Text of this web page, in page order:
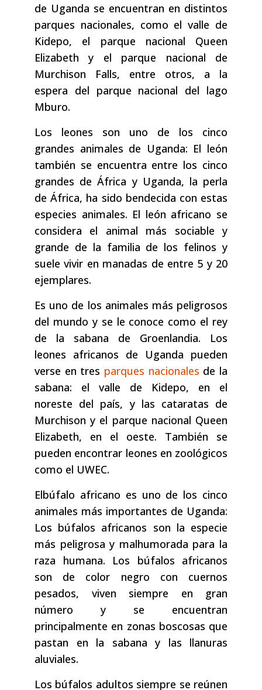
de Uganda se encuentran en distintos
parques nacionales, como el valle de
Kidepo, el parque nacional Queen
Elizabeth y el parque nacional de
Murchison Falls, entre otros, a la
espera del parque nacional del lago
Mburo.
Los leones son uno de los cinco
grandes animales de Uganda: El león
también se encuentra entre los cinco
grandes de África y Uganda, la perla
de África, ha sido bendecida con estas
especies animales. El león africano se
considera el animal más sociable y
grande de la familia de los felinos y
suele vivir en manadas de entre 5 y 20
ejemplares.
Es uno de los animales más peligrosos
del mundo y se le conoce como el rey
de la sabana de Groenlandia. Los
leones africanos de Uganda pueden
verse en tres parques nacionales de la
sabana: el valle de Kidepo, en el
noreste del país, y las cataratas de
Murchison y el parque nacional Queen
Elizabeth, en el oeste. También se
pueden encontrar leones en zoológicos
como el UWEC.
Elbúfalo africano es uno de los cinco
animales más importantes de Uganda:
Los búfalos africanos son la especie
más peligrosa y malhumorada para la
raza humana. Los búfalos africanos
son de color negro con cuernos
pesados, viven siempre en gran
número y se encuentran
principalmente en zonas boscosas que
pastan en la sabana y las llanuras
aluviales.
Los búfalos adultos siempre se reúnen